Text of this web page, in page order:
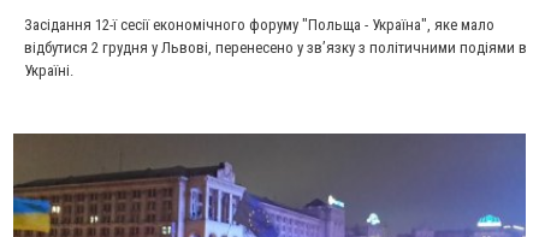
Засідання 12-ї сесії економічного форуму "Польща - Україна", яке мало
відбутися 2 грудня у Львові, перенесено у зв’язку з політичними подіями в
Україні.